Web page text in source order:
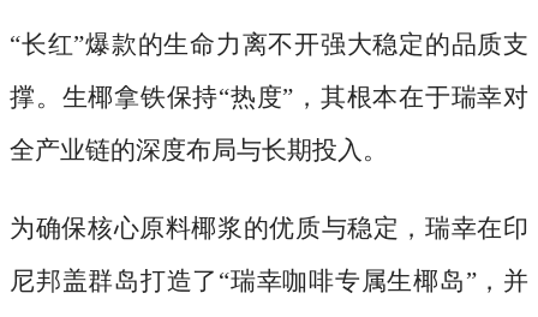
“长红”爆款的生命力离不开强大稳定的品质支
撑。生椰拿铁保持“热度”，其根本在于瑞幸对
全产业链的深度布局与长期投入。
为确保核心原料椰浆的优质与稳定，瑞幸在印
尼邦盖群岛打造了 “瑞幸咖啡专属生椰岛”，并